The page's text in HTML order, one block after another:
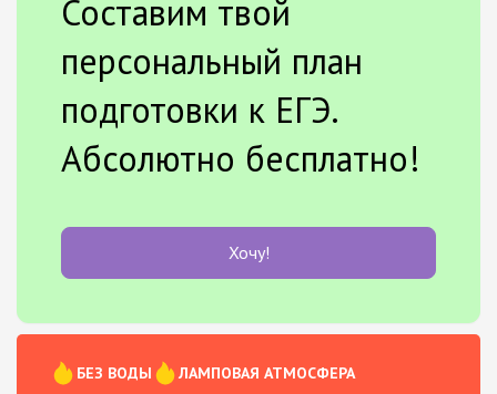
Составим твой
персональный план
подготовки к ЕГЭ.
Абсолютно бесплатно!
Хочу!
БЕЗ ВОДЫ
ЛАМПОВАЯ АТМОСФЕРА